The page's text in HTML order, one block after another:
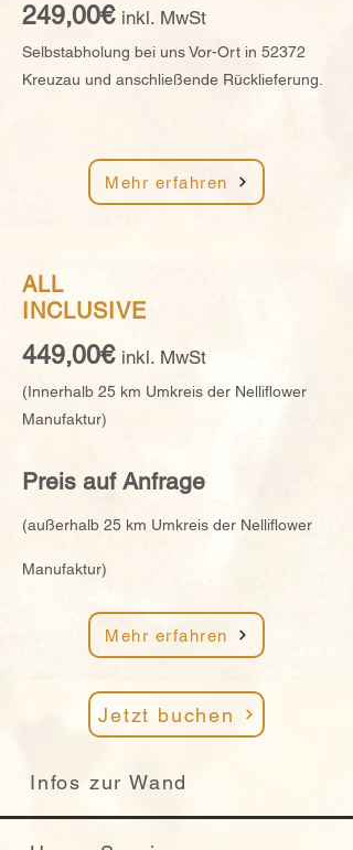
249,00€ inkl. MwSt
Selbstabholung bei uns Vor-Ort in 52372
Kreuzau und anschließende Rücklieferung.
Mehr erfahren
ALL
INCLUSIVE
449,00€ inkl. MwSt
(Innerhalb 25 km Umkreis der Nelliflower
Manufaktur)
Preis auf Anfrage
(außerhalb 25 km Umkreis der Nelliflower
Manufaktur)
Mehr erfahren
Jetzt buchen
Infos zur Wand